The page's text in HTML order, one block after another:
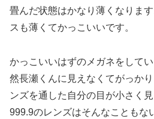
畳んだ状態はかなり薄くなりま
スも薄くてかっこいいです。
かっこいいはずのメガネをして
然長瀬くんに見えなくてがっか
ンズを通した自分の目が小さく
999.9のレンズはそんなこともな